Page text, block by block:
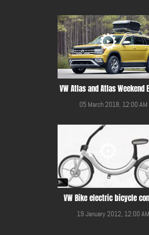
VW Atlas and Atlas Weekend
05 March 2018, 12:00 AM
VW Bike electric bicycle
19 January 2012, 12:00 AM